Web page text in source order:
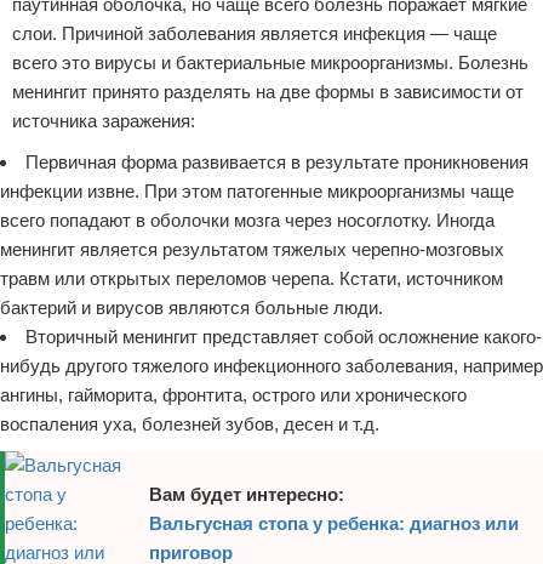
паутинная оболочка, но чаще всего болезнь поражает мягкие
слои. Причиной заболевания является инфекция — чаще
всего это вирусы и бактериальные микроорганизмы. Болезнь
менингит принято разделять на две формы в зависимости от
источника заражения:
Первичная форма развивается в результате проникновения
инфекции извне. При этом патогенные микроорганизмы чаще
всего попадают в оболочки мозга через носоглотку. Иногда
менингит является результатом тяжелых черепно-мозговых
травм или открытых переломов черепа. Кстати, источником
бактерий и вирусов являются больные люди.
Вторичный менингит представляет собой осложнение какого-
нибудь другого тяжелого инфекционного заболевания, например
ангины, гайморита, фронтита, острого или хронического
воспаления уха, болезней зубов, десен и т.д.
Вам будет интересно:
Вальгусная стопа у ребенка: диагноз или
приговор